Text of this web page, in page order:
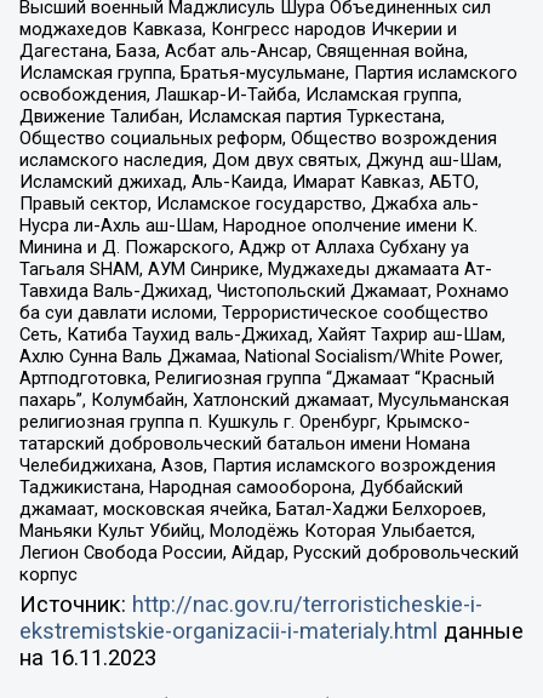
Высший военный Маджлисуль Шура Объединенных сил
моджахедов Кавказа, Конгресс народов Ичкерии и
Дагестана, База, Асбат аль-Ансар, Священная война,
Исламская группа, Братья-мусульмане, Партия исламского
освобождения, Лашкар-И-Тайба, Исламская группа,
Движение Талибан, Исламская партия Туркестана,
Общество социальных реформ, Общество возрождения
исламского наследия, Дом двух святых, Джунд аш-Шам,
Исламский джихад, Аль-Каида, Имарат Кавказ, АБТО,
Правый сектор, Исламское государство, Джабха аль-
Нусра ли-Ахль аш-Шам, Народное ополчение имени К.
Минина и Д. Пожарского, Аджр от Аллаха Субхану уа
Тагьаля SHAM, АУМ Синрике, Муджахеды джамаата Ат-
Тавхида Валь-Джихад, Чистопольский Джамаат, Рохнамо
ба суи давлати исломи, Террористическое сообщество
Сеть, Катиба Таухид валь-Джихад, Хайят Тахрир аш-Шам,
Ахлю Сунна Валь Джамаа, National Socialism/White Power,
Артподготовка, Религиозная группа “Джамаат “Красный
пахарь”, Колумбайн, Хатлонский джамаат, Мусульманская
религиозная группа п. Кушкуль г. Оренбург, Крымско-
татарский добровольческий батальон имени Номана
Челебиджихана, Азов, Партия исламского возрождения
Таджикистана, Народная самооборона, Дуббайский
джамаат, московская ячейка, Батал-Хаджи Белхороев,
Маньяки Культ Убийц, Молодёжь Которая Улыбается,
Легион Свобода России, Айдар, Русский добровольческий
корпус
Источник: http://nac.gov.ru/terroristicheskie-i-
ekstremistskie-organizacii-i-materialy.html данные
на 16.11.2023